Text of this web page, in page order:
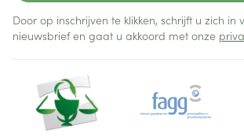
Door op inschrijven te klikken, schrijft u zich in
nieuwsbrief en gaat u akkoord met onze